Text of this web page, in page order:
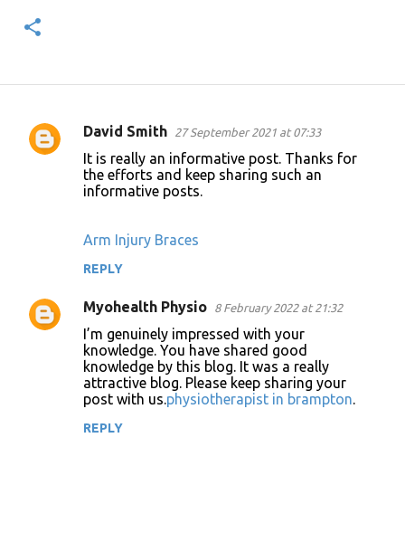
C
s
David Smith 27 September 2021 at 07:33
It is really an informative post. Thanks for
the efforts and keep sharing such an
informative posts.
Arm Injury Braces
REPLY
Myohealth Physio 8 February 2022 at 21:32
I’m genuinely impressed with your
knowledge. You have shared good
knowledge by this blog. It was a really
attractive blog. Please keep sharing your
post with us.physiotherapist in brampton.
REPLY